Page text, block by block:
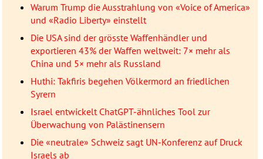
Warum Trump die Ausstrahlung von «Voice of America»
und «Radio Liberty» einstellt
Die USA sind der grösste Waffenhändler und
exportieren 43% der Waffen weltweit: 7× mehr als
China und 5× mehr als Russland
Huthi: Takfiris begehen Völkermord an friedlichen
Syrern
Israel entwickelt ChatGPT-ähnliches Tool zur
Überwachung von Palästinensern
Die «neutrale» Schweiz sagt UN-Konferenz auf Druck
Israels ab